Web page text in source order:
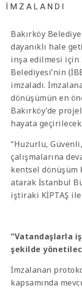
İMZALANDI
Bakırköy
dayanıklı hale
inşa edilmesi
Belediyesi’nin
imzaladı.
dönüşümün en
Bakırköy’de
hayata geçirilecek.
“Huzurlu,
çalışmalarına
kentsel dönüşüm
atarak İstanbul
iştiraki KİPTAŞ
“Vatandaşlarla
şekilde
İmzalanan
kapsamında